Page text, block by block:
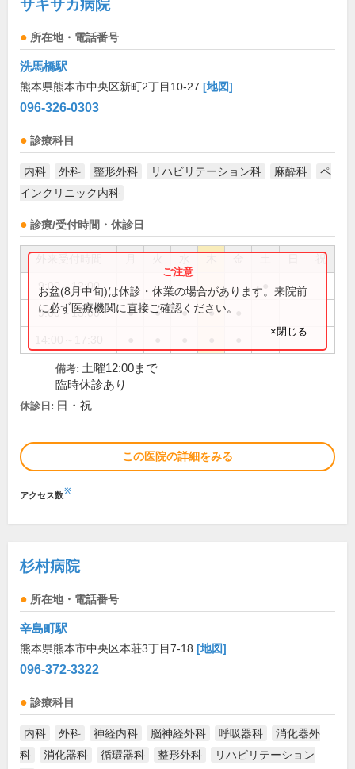
サキサカ病院
所在地・電話番号
洗馬橋駅
熊本県熊本市中央区新町2丁目10-27 [地図]
096-326-0303
診療科目
内科 外科 整形外科 リハビリテーション科 麻酔科
ペ
インクリニック内科
診療/受付時間・休診日
祝
9:00～12:00
9:00～13:00 ● ● ● ●
お盆(8月中旬)は休診・休業の場合があります。来院前
に必ず医療機関に直接ご確認ください。
×閉じる
備考: 土曜12:00まで
臨時休診あり
休診日: 日・祝
この医院の詳細をみる
アクセス数※
杉村病院
所在地・電話番号
辛島町駅
熊本県熊本市中央区本荘3丁目7-18 [地図]
096-372-3322
診療科目
内科 外科 神経内科 脳神経外科 呼吸器科
消化器外
科
消化器科 循環器科 整形外科
リハビリテーション